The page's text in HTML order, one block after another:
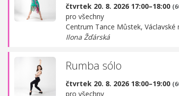
čtvrtek 20. 8. 2026 17:00–18:00
pro všechny
Centrum Tance Můstek, Václavské
Ilona Žďárská
Rumba sólo
čtvrtek 20. 8. 2026 18:00–19:00
pro všechny